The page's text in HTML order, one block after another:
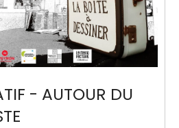
- AUTOUR DU